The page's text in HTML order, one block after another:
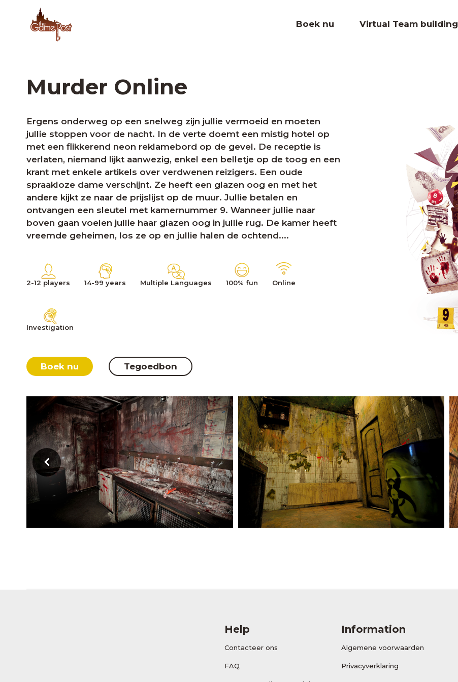
Boek nu Virtual Team building
Murder Online
Ergens onderweg op een snelweg zijn jullie vermoeid en moeten
jullie stoppen voor de nacht. In de verte doemt een mistig hotel op
met een flikkerend neon reklamebord op de gevel. De receptie is
verlaten, niemand lijkt aanwezig, enkel een belletje op de toog en een
krant met enkele artikels over verdwenen reizigers. Een oude
spraakloze dame verschijnt. Ze heeft een glazen oog en met het
andere kijkt ze naar de prijslijst op de muur. Jullie betalen en
ontvangen een sleutel met kamernummer 9. Wanneer jullie naar
boven gaan voelen jullie haar glazen oog in jullie rug. De kamer heeft
vreemde geheimen, los ze op en jullie halen de ochtend....
2-12 players 14-99 years Multiple Languages 100% fun Online
Investigation
Boek nu Tegoedbon
Help
Contacteer ons
FAQ
Information
Algemene voorwaarden
Privacyverklaring